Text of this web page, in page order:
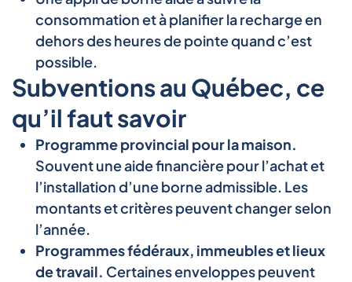
consommation et à planifier la recharge en
dehors des heures de pointe quand c’est
possible.
Subventions au Québec, ce
qu’il faut savoir
Programme provincial pour la maison.
Souvent une aide financière pour l’achat et
l’installation d’une borne admissible. Les
montants et critères peuvent changer selon
l’année.
Programmes fédéraux, immeubles et lieux
de travail. Certaines enveloppes peuvent